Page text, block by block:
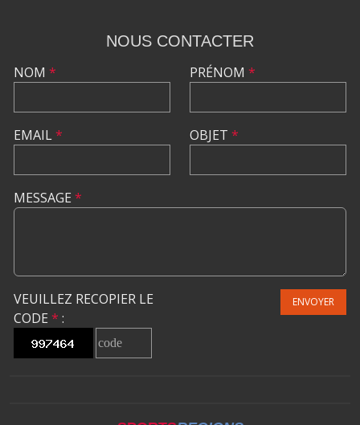
NOUS CONTACTER
NOM *
EMAIL*
PRÉNOM *
OBJET *
MESSAGE *
VEUILLEZ RECOPIER LE
CODE * :
ENVOYER